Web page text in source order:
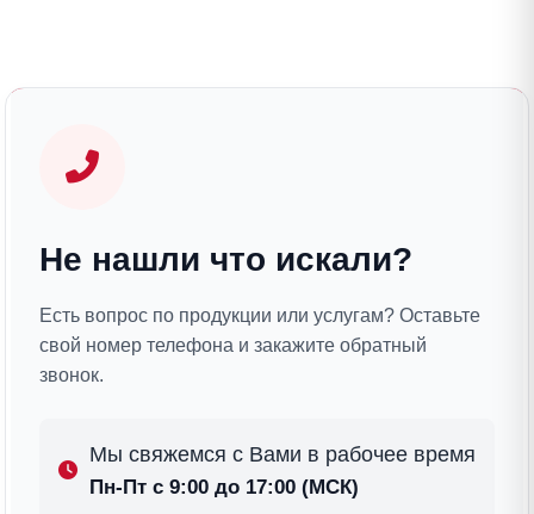
Не нашли что искали?
Есть вопрос по продукции или услугам? Оставьте
свой номер телефона и закажите обратный
звонок.
Мы свяжемся с Вами в рабочее время
Пн-Пт с 9:00 до 17:00 (МСК)